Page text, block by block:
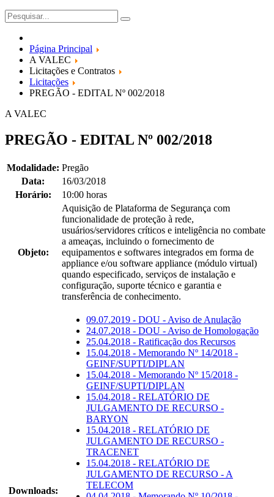
Página Principal
A VALEC
Licitações e Contratos
Licitações
PREGÃO - EDITAL Nº 002/2018
A VALEC
PREGÃO - EDITAL Nº 002/2018
Modalidade: Pregão
Data:
16/03/2018
Horário:
10:00 horas
Objeto:
Aquisição de Plataforma de Segurança com
funcionalidade de proteção à rede,
usuários/servidores críticos e inteligência no combate
a ameaças, incluindo o fornecimento de
equipamentos e softwares integrados em forma de
appliance e/ou software appliance (módulo virtual)
quando especificado, serviços de instalação e
configuração, suporte técnico e garantia e
transferência de conhecimento.
Downloads:
09.07.2019 - DOU - Aviso de Anulação
24.07.2018 - DOU - Aviso de Homologação
25.04.2018 - Ratificação dos Recursos
15.04.2018 - Memorando Nº 14/2018 -
GEINF/SUPTI/DIPLAN
15.04.2018 - Memorando Nº 15/2018 -
GEINF/SUPTI/DIPLAN
15.04.2018 - RELATÓRIO DE
JULGAMENTO DE RECURSO -
BARYON
15.04.2018 - RELATÓRIO DE
JULGAMENTO DE RECURSO -
TRACENET
15.04.2018 - RELATÓRIO DE
JULGAMENTO DE RECURSO - A
TELECOM